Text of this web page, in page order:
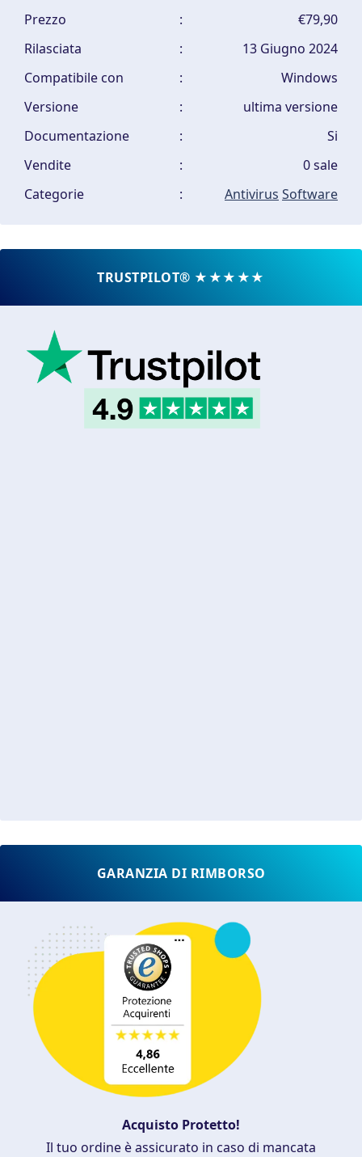
Prezzo
:
€79,90
Rilasciata
:
13 Giugno 2024
Compatibile con
:
Windows
Versione
:
ultima versione
Documentazione
:
Si
Vendite
:
0 sale
Categorie
: Antivirus Software
TRUSTPILOT® ★★★★★
GARANZIA DI RIMBORSO
Acquisto Protetto!
Il tuo ordine è assicurato in caso di mancata